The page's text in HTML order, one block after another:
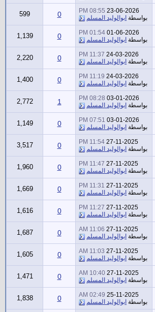
23-06-2026
08:55 PM
بواسطة ابوالوليد المسلم 0
599
01-06-2026
01:54 PM
بواسطة ابوالوليد المسلم 0
1,139
24-03-2026
11:37 PM
بواسطة ابوالوليد المسلم 0
2,220
24-03-2026
11:19 PM
بواسطة ابوالوليد المسلم 0
1,400
03-01-2026
08:28 PM
بواسطة ابوالوليد المسلم 1
2,772
03-01-2026
07:51 PM
بواسطة ابوالوليد المسلم 0
1,149
27-11-2025
11:54 PM
بواسطة ابوالوليد المسلم 0
3,517
27-11-2025
11:47 PM
بواسطة ابوالوليد المسلم 0
1,960
27-11-2025
11:31 PM
بواسطة ابوالوليد المسلم 0
1,669
27-11-2025
11:27 PM
بواسطة ابوالوليد المسلم 0
1,616
27-11-2025
11:06 AM
بواسطة ابوالوليد المسلم 0
1,687
27-11-2025
11:03 AM
بواسطة ابوالوليد المسلم 0
1,605
27-11-2025
10:40 AM
بواسطة ابوالوليد المسلم 0
1,471
25-11-2025
02:49 AM
بواسطة ابوالوليد المسلم 0
1,838